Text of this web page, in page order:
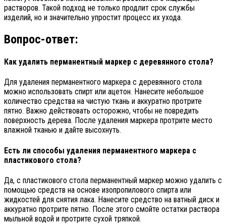
растворов. Такой подход не только продлит срок службы
изделий, но и значительно упростит процесс их ухода.
Вопрос-ответ:
Как удалить перманентный маркер с деревянного стола?
Для удаления перманентного маркера с деревянного стола
можно использовать спирт или ацетон. Нанесите небольшое
количество средства на чистую ткань и аккуратно протрите
пятно. Важно действовать осторожно, чтобы не повредить
поверхность дерева. После удаления маркера протрите место
влажной тканью и дайте высохнуть.
Есть ли способы удаления перманентного маркера с
пластикового стола?
Да, с пластикового стола перманентный маркер можно удалить с
помощью средств на основе изопропилового спирта или
жидкостей для снятия лака. Нанесите средство на ватный диск и
аккуратно протрите пятно. После этого смойте остатки раствора
мыльной водой и протрите сухой тряпкой.